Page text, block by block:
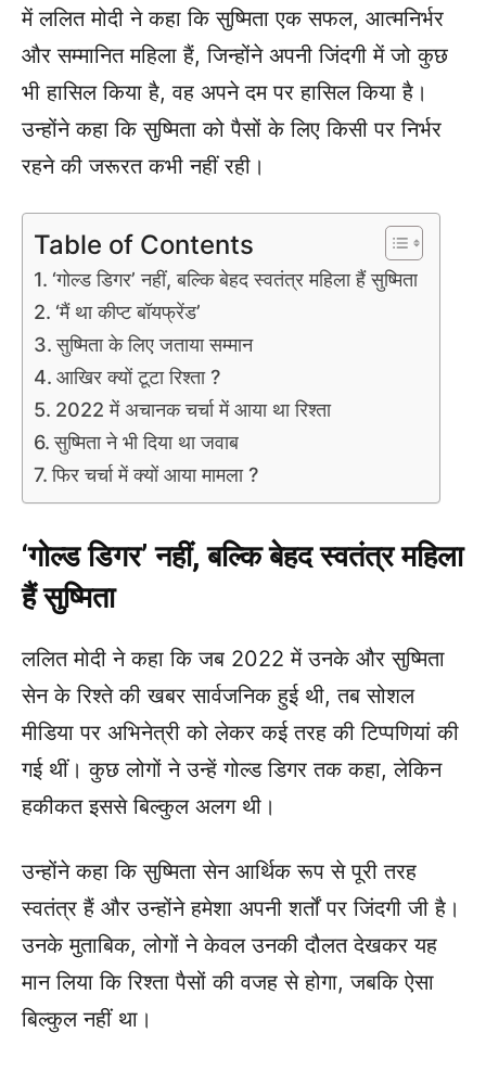
में ललित मोदी ने कहा कि सुष्मिता एक सफल, आत्मनिर्भर
और सम्मानित महिला हैं, जिन्होंने अपनी जिंदगी में जो कुछ
भी हासिल किया है, वह अपने दम पर हासिल किया है।
उन्होंने कहा कि सुष्मिता को पैसों के लिए किसी पर निर्भर
रहने की जरूरत कभी नहीं रही।
Table of Contents
‘गोल्ड डिगर’ नहीं, बल्कि बेहद स्वतंत्र महिला हैं सुष्मिता
‘मैं था कीप्ट बॉयफ्रेंड’
सुष्मिता के लिए जताया सम्मान
आखिर क्यों टूटा रिश्ता ?
2022 में अचानक चर्चा में आया था रिश्ता
सुष्मिता ने भी दिया था जवाब
फिर चर्चा में क्यों आया मामला ?
‘गोल्ड डिगर’ नहीं, बल्कि बेहद स्वतंत्र महिला
हैं सुष्मिता
ललित मोदी ने कहा कि जब 2022 में उनके और सुष्मिता
सेन के रिश्ते की खबर सार्वजनिक हुई थी, तब सोशल
मीडिया पर अभिनेत्री को लेकर कई तरह की टिप्पणियां की
गई थीं। कुछ लोगों ने उन्हें गोल्ड डिगर तक कहा, लेकिन
हकीकत इससे बिल्कुल अलग थी।
उन्होंने कहा कि सुष्मिता सेन आर्थिक रूप से पूरी तरह
स्वतंत्र हैं और उन्होंने हमेशा अपनी शर्तों पर जिंदगी जी है।
उनके मुताबिक, लोगों ने केवल उनकी दौलत देखकर यह
मान लिया कि रिश्ता पैसों की वजह से होगा, जबकि ऐसा
बिल्कुल नहीं था।